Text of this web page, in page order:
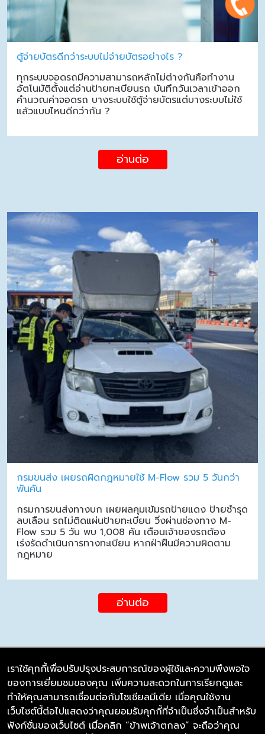
ตู้จ่ายบัตรดีกว่าระบบไม่จ่ายบัตรอย่างไร ?
ทุกระบบจอดรถมีความสามารถหลักไม่ต่างกันคือทำงาน
อัตโนมัติตั้งแต่อ่านป้ายทะเบียนรถ บันทึกวันเวลาเข้าออก
คำนวณค่าจอดรถ บางระบบใช้ตู้จ่ายบัตรแต่บางระบบไม่ใช้
แล้วแบบไหนดีกว่ากัน ?
อ่านต่อ
กรมขนส่ง เผยรถผิดกฎหมายใช้ M-Flow รวม 5 วันกว่า
พันคัน
กรมการขนส่งทางบก เผยผลคุมเข้มรถป้ายแดง ป้ายชำรุด
ลบเลือน รถไม่ติดแผ่นป้ายทะเบียน วิ่งผ่านช่องทาง M-
Flow รวม 5 วัน พบ 1,008 คัน เตือนเจ้าของรถต้อง
เร่งรัดดำเนินการทางทะเบียน หากฝ่าฝืนมีความผิดตาม
กฎหมาย
อ่านต่อ
บริษัท ซิมลิงค์ จำกัด
98/226 Bangrakyai-Baanmai Road,
Bangyai, Nonthaburi 11140
เราใช้คุกกี้เพื่อปรับปรุงประสบการณ์ของผู้ใช้และความพึงพอใจ
ของการเยี่ยมชมของคุณ เพิ่มความสะดวกในการเรียกดูและ
ทำให้คุณสามารถเชื่อมต่อกับโซเชียลมีเดีย เมื่อคุณใช้งาน
เว็บไซต์นี้ต่อไปแสดงว่าคุณยอมรับคุกกี้ที่จำเป็นซึ่งจำเป็นสำหรับ
ฟังก์ชั่นของเว็บไซต์ เมื่อคลิก “ข้าพเจ้าตกลง” จะถือว่าคุณ